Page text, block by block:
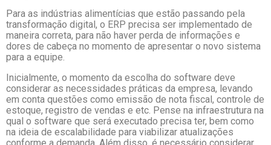
Para as indústrias alimentícias que estão passando pela
transformação digital, o ERP precisa ser implementado de
maneira correta, para não haver perda de informações e
dores de cabeça no momento de apresentar o novo sistema
para a equipe.
Inicialmente, o momento da escolha do software deve
considerar as necessidades práticas da empresa, levando
em conta questões como emissão de nota fiscal, controle de
estoque, registro de vendas e etc. Pense na infraestrutura na
qual o software que será executado precisa ter, bem como
na ideia de escalabilidade para viabilizar atualizações